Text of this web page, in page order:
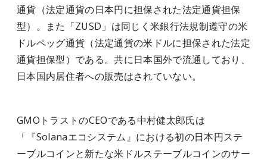
通貨（法定通貨の日本円に担保された法定通貨担保
型）。また「ZUSD」は同じく米銀行法規制遵守の米
ドルペッグ通貨（法定通貨の米ドルに担保された法定
通貨担保型）である。共に日本国外で流通しており、
日本国内居住者への販売はされていない。
GMOトラストのCEOである中村健太郎氏は
「『Solanaエコシステム』における初の日本円ステ
ーブルコインと新たな米ドルステーブルコインのサー